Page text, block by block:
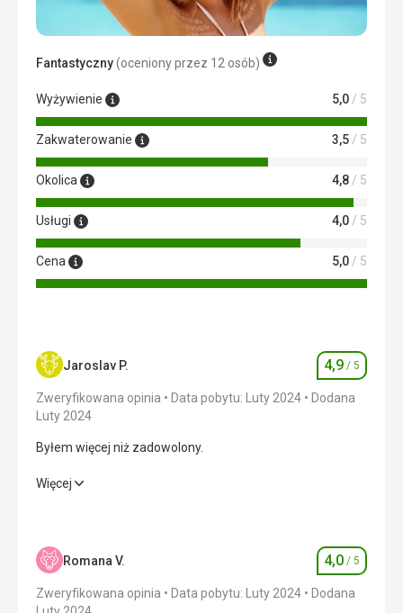
Fantastyczny(oceniony przez 12 osób)
Wyżywienie 5,0 / 5
Zakwaterowanie 3,5 / 5
Okolica 4,8 / 5
Usługi 4,0 / 5
Cena 5,0 / 5
Jaroslav P. Ocena
4,9 / 5
Zweryfikowana opinia Data pobytu: Luty 2024
Dodana
Luty 2024
Byłem więcej niż zadowolony.
Byłem więcej niż zadowolony.
Zakwaterowanie 4,0/ 5
Okolica 5,0/ 5
Więcej
Romana V. Ocena
4,0 / 5
Zweryfikowana opinia Data pobytu: Luty 2024
Dodana